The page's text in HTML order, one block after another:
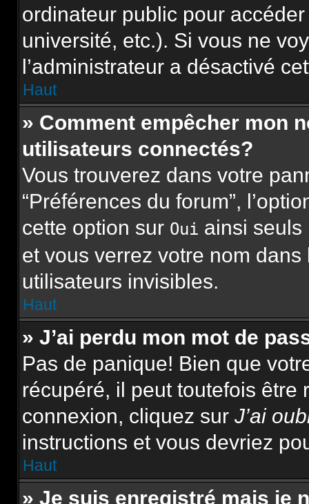
ordinateur public pour
université, etc.). Si vous ne
l’administrateur a désactivé
Haut
» Comment empêcher mon
utilisateurs connectés?
Vous trouverez dans votre
“Préférences du forum”,
cette option sur Oui ainsi seuls
et vous verrez votre nom
utilisateurs invisibles.
Haut
» J’ai perdu mon mot de
Pas de panique! Bien que
récupéré, il peut toutefois
connexion, cliquez sur J’ai
instructions et vous devriez
Haut
» Je suis enregistré mais je